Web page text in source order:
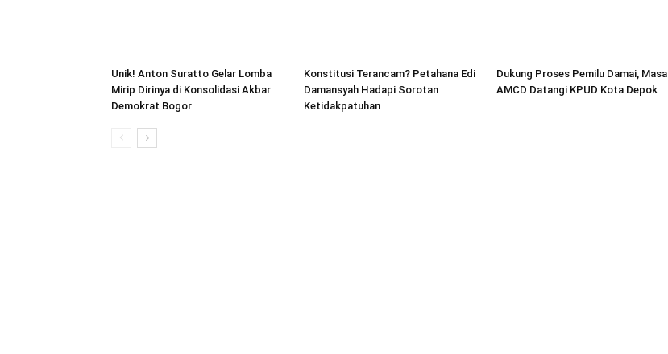
Unik! Anton Suratto Gelar Lomba
Mirip Dirinya di Konsolidasi Akbar
Demokrat Bogor
Konstitusi Terancam? Petahana Edi
Damansyah Hadapi Sorotan
Ketidakpatuhan
Dukung Proses Pemilu Damai, Masa
AMCD Datangi KPUD Kota Depok